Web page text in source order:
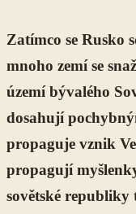
Zatímco se Rusko
mnoho zemí se
území bývalého
dosahují
propaguje vznik
propagují
sovětské